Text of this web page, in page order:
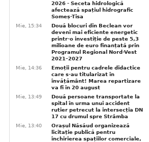
2026 - Seceta hidrologică
afectează spațiul hidrografic
Someș-Tisa
Mie, 15:34
Două blocuri din Beclean vor
deveni mai eficiente energetic
printr-o investiție de peste 5,3
milioane de euro finanțată prin
Programul Regional Nord-Vest
2021–2027
Mie, 14:36
Emoții pentru cadrele didactice
care s-au titularizat în
învățământ! Marea repartizare
va fi în 20 august
Mie, 13:49
Două persoane transportate la
spital în urma unui accident
rutier petrecut la intersecția DN
17 cu drumul spre Strâmba
Mie, 13:40
Orașul Năsăud organizează
licitație publică pentru
închirierea spațiilor comerciale,